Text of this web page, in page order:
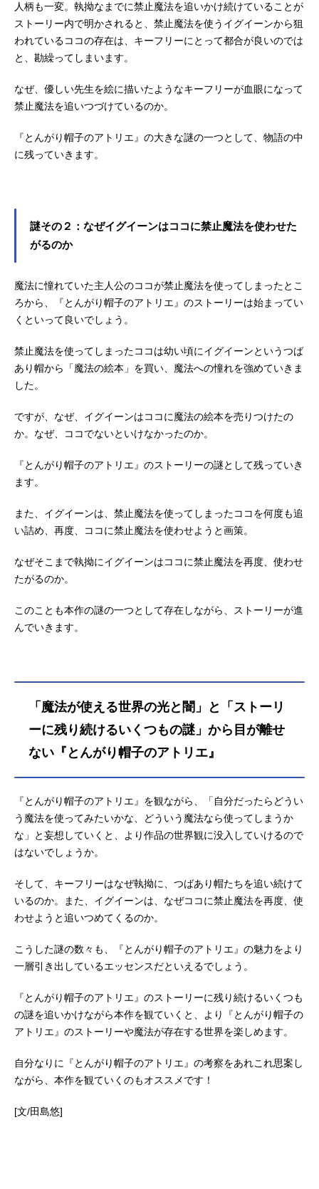
人柄も一変。執拗なまでに禁止魔法を追いかけ続けていることが
ストーリー内で明かされると、禁止魔法を使うイグイーンから狙
われているココの存在は、キーフリーにとって都合が良いのでは
と、勘繰ってしまいます。
なぜ、優しい先生を絵に描いたようなキーフリーが血眼になって
禁止魔法を追いつづけているのか。
『とんがり帽子のアトリエ』の大きな謎の一つとして、物語の中
に残っていきます。
謎その２：なぜイグイーンはココに禁止魔法を使わせた
がるのか
魔法に憧れていた主人公のココが禁止魔法を使ってしまったとこ
ろから、『とんがり帽子のアトリエ』のストーリーは始まってい
くといって良いでしょう。
禁止魔法を使ってしまったココは幼い頃にイグイーンというつば
あり帽から「魔法の絵本」を買い、魔法への憧れを強めていきま
した。
ですが、なぜ、イグイーンはココに魔法の絵本を売りつけたの
か。なぜ、ココでないといけなかったのか。
『とんがり帽子のアトリエ』のストーリーの謎として残っていき
ます。
また、イグイーンは、禁止魔法を使ってしまったココを何度も追
い詰め、再度、ココに禁止魔法を使わせようと画策。
なぜそこまで執拗にイグイーンはココに禁止魔法を再度、使わせ
たがるのか。
このことも本作の謎の一つとして存在しながら、ストーリーが進
んでいきます。
「魔法が使える世界の光と闇」と「ストーリ
ーに残り続けるいくつもの謎」から目が離せ
ない『とんがり帽子のアトリエ』
『とんがり帽子のアトリエ』を観ながら、「自分だったらどうい
う魔法を使ってみたいかな、どういう魔法なら使ってしまうか
な」と妄想していくと、より作品の世界観に没入していけるので
はないでしょうか。
そして、キーフリーはなぜ執拗に、つばあり帽たちを追い続けて
いるのか。また、イグイーンは、なぜココに禁止魔法を再度、使
わせようと追いつめてくるのか。
こうした謎の数々も、『とんがり帽子のアトリエ』の魅力をより
一層引き出しているエッセンスだといえるでしょう。
『とんがり帽子のアトリエ』のストーリーに残り続けるいくつも
の謎を追いかけながら本作を観ていくと、より『とんがり帽子の
アトリエ』のストーリーや魔法が存在する世界を楽しめます。
自分なりに『とんがり帽子のアトリエ』の考察をあれこれ思案し
ながら、本作を観ていくのもオススメです！
[文/田島悠]